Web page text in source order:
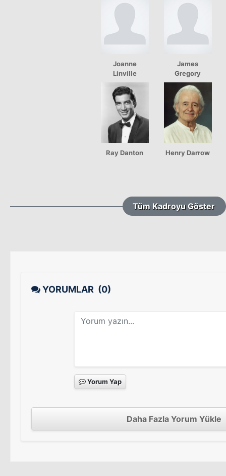
Joanne
Linville
James
Gregory
Ray Danton Henry Darrow
Tüm Kadroyu Göster
YORUMLAR (0)
Yorum Yap
Daha Fazla Yorum Yükle